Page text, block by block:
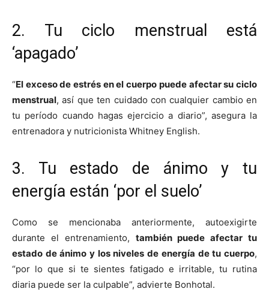
2. Tu ciclo menstrual está
‘apagado’
“El exceso de estrés en el cuerpo puede afectar su ciclo
menstrual, así que ten cuidado con cualquier cambio en
tu período cuando hagas ejercicio a diario”, asegura la
entrenadora y nutricionista Whitney English.
3. Tu estado de ánimo y tu
energía están ‘por el suelo’
Como se mencionaba anteriormente, autoexigirte
durante el entrenamiento, también puede afectar tu
estado de ánimo y los niveles de energía de tu cuerpo,
“por lo que si te sientes fatigado e irritable, tu rutina
diaria puede ser la culpable”, advierte Bonhotal.